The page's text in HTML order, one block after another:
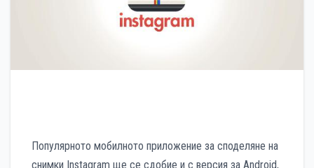
Популярното мобилното приложение за споделяне на
снимки Instagram ще се сдобие и с версия за Android,